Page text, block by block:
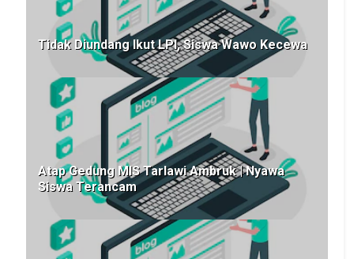
Tidak Diundang Ikut LPI, Siswa Wawo Kecewa
Atap Gedung MIS Tarlawi Ambruk | Nyawa
Siswa Terancam